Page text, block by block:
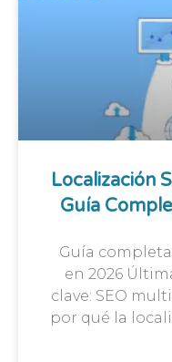
Localización
Guía
Guía
en 2026
clave: SEO
por qué la